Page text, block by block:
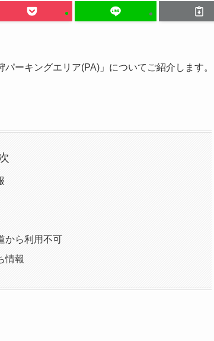
ーキングエリア(PA)」についてご紹介します。
から利用不可
情報